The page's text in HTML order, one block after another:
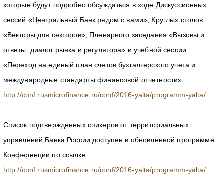
которые будут подробно обсуждаться в ходе Дискуссионных
сессий «Центральный Банк рядом с вами», Круглых столов
«Векторы для секторов», Пленарного заседания «Вызовы и
ответы: диалог рынка и регулятора» и учебной сессии
«Переход на единый план счетов бухгалтерского учета и
международные стандарты финансовой отчетности»
http://conf.rusmicrofinance.ru/conf/2016-yalta/programm-yalta/
Список подтвержденных спикеров от территориальных
управлений Банка России доступен в обновленной программе
Конференции по ссылке:
http://conf.rusmicrofinance.ru/conf/2016-yalta/programm-yalta/